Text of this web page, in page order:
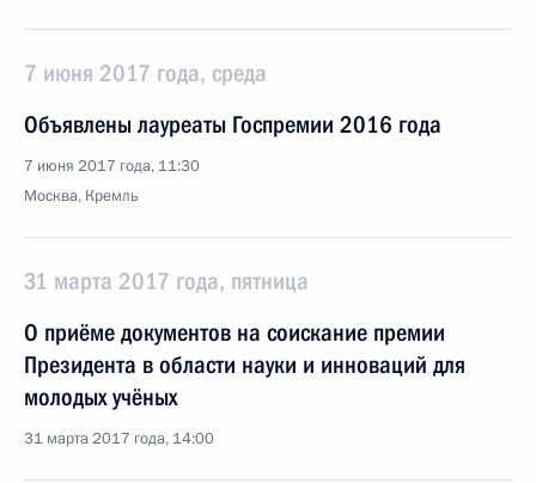
7 июня 2017 года, среда
Объявлены лауреаты Госпремии 2016 года
7 июня 2017 года, 11:30
Москва, Кремль
31 марта 2017 года, пятница
О приёме документов на соискание премии
Президента в области науки и инноваций для
молодых учёных
31 марта 2017 года, 14:00